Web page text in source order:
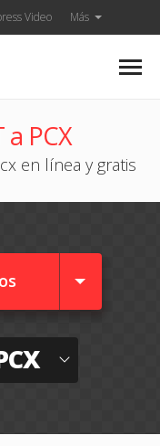
Video Más
a PCX
en línea y gratis